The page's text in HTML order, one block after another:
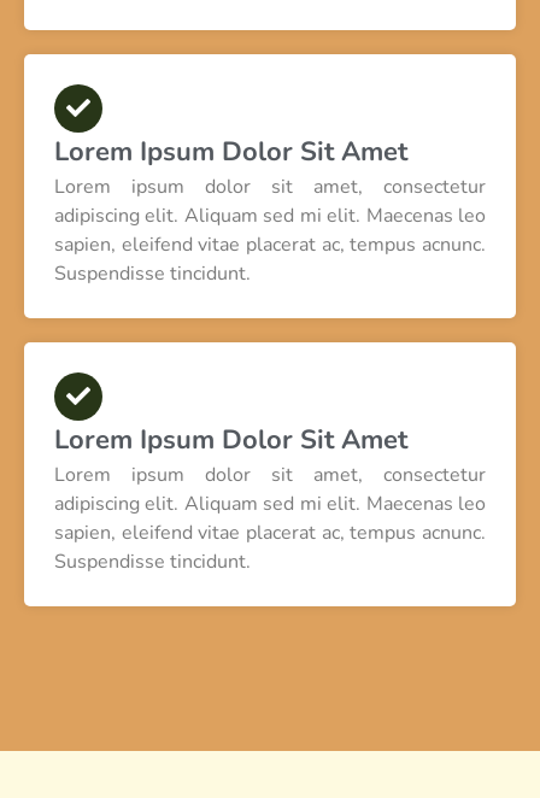
Lorem Ipsum Dolor Sit Amet
Lorem ipsum dolor sit amet, consectetur
adipiscing elit. Aliquam sed mi elit. Maecenas leo
sapien, eleifend vitae placerat ac, tempus acnunc.
Suspendisse tincidunt.
Lorem Ipsum Dolor Sit Amet
Lorem ipsum dolor sit amet, consectetur
adipiscing elit. Aliquam sed mi elit. Maecenas leo
sapien, eleifend vitae placerat ac, tempus acnunc.
Suspendisse tincidunt.